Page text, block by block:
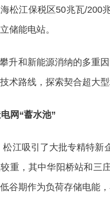
江保税区50兆瓦/200兆
储能电站。
和新能源消纳的多重因
术路线，探索契合超大型
网“蓄水池”
江吸引了大批专精特新
重，其中华阳桥站和三
谷期作为负荷存储电能